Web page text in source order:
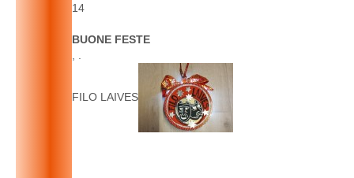
14
BUONE FESTE
, .
FILO LAIVES